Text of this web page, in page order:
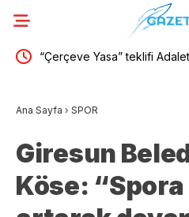
“Çerçeve Yasa” teklifi
Ana Sayfa › SPOR
Giresun
Köse: